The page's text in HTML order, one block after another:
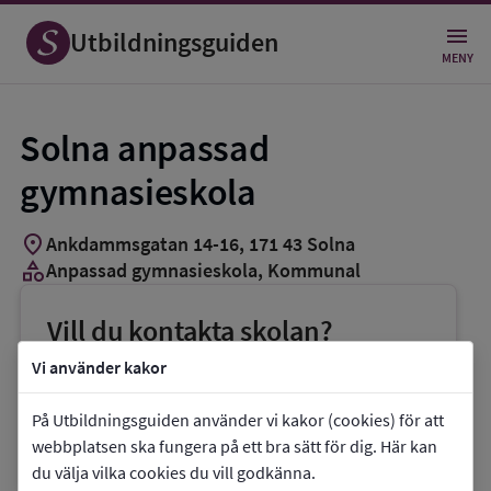
Vi använder kakor
På Utbildningsguiden använder vi kakor (cookies) för att
webbplatsen ska fungera på ett bra sätt för dig. Här kan
du välja vilka cookies du vill godkänna.
Utbildningsguiden MENY
Solna anpassad
gymnasieskola
location_onAnkdammsgatan 14-16, 17143 Solna
categoryAnpassad gymnasieskola, Kommunal
Vill du kontakta skolan?
phoneTelefon:08-7461000
link Webbplats:Solna anpassad gymnasieskola